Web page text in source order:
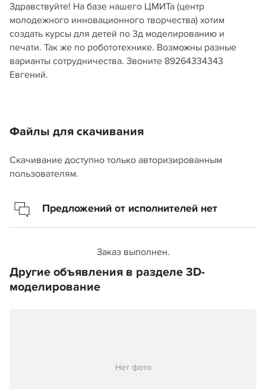
Здравствуйте! На базе нашего ЦМИТа (центр
молодежного инновационного творчества) хотим
создать курсы для детей по 3д моделированию и
печати. Так же по робототехнике. Возможны разные
варианты сотрудничества. Звоните 89264334343
Евгений.
Файлы для скачивания
Скачивание доступно только авторизированным
пользователям.
Предложений от исполнителей нет
Заказ выполнен.
Другие объявления в разделе 3D-
моделирование
Нет фото